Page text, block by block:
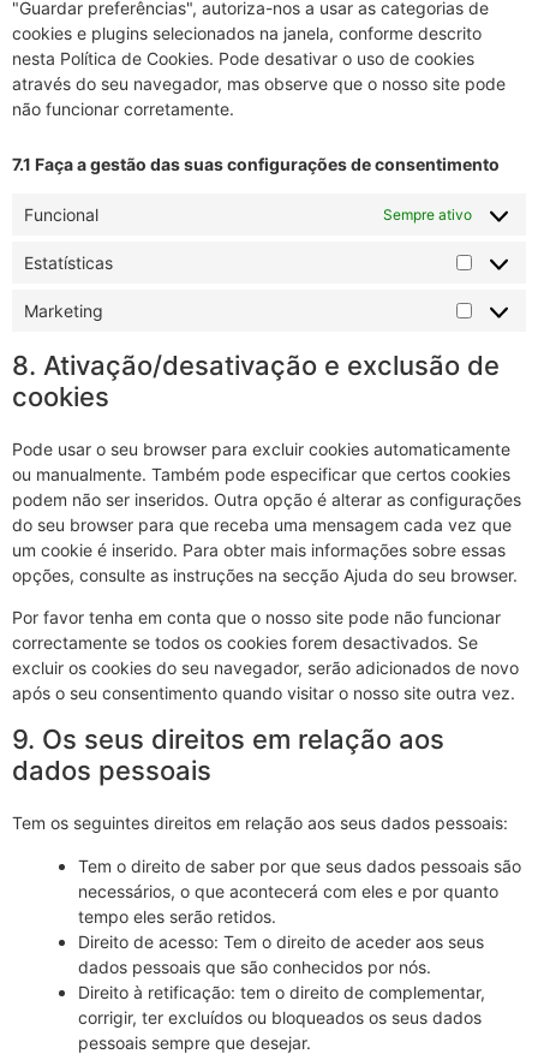
"Guardar preferências", autoriza-nos a usar as categorias de
cookies e plugins selecionados na janela, conforme descrito
nesta Política de Cookies. Pode desativar o uso de cookies
através do seu navegador, mas observe que o nosso site pode
não funcionar corretamente.
7.1 Faça a gestão das suas configurações de consentimento
Funcional Sempre ativo
Estatísticas
Marketing
8. Ativação/desativação e exclusão de
cookies
Pode usar o seu browser para excluir cookies automaticamente
ou manualmente. Também pode especificar que certos cookies
podem não ser inseridos. Outra opção é alterar as configurações
do seu browser para que receba uma mensagem cada vez que
um cookie é inserido. Para obter mais informações sobre essas
opções, consulte as instruções na secção Ajuda do seu browser.
Por favor tenha em conta que o nosso site pode não funcionar
correctamente se todos os cookies forem desactivados. Se
excluir os cookies do seu navegador, serão adicionados de novo
após o seu consentimento quando visitar o nosso site outra vez.
9. Os seus direitos em relação aos
dados pessoais
Tem os seguintes direitos em relação aos seus dados pessoais:
Tem o direito de saber por que seus dados pessoais são
necessários, o que acontecerá com eles e por quanto
tempo eles serão retidos.
Direito de acesso: Tem o direito de aceder aos seus
dados pessoais que são conhecidos por nós.
Direito à retificação: tem o direito de complementar,
corrigir, ter excluídos ou bloqueados os seus dados
pessoais sempre que desejar.